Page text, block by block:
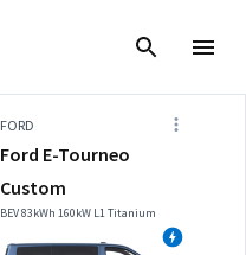
FORD
Ford E-Tourneo
Custom
BEV 83kWh 160kW L1 Titanium